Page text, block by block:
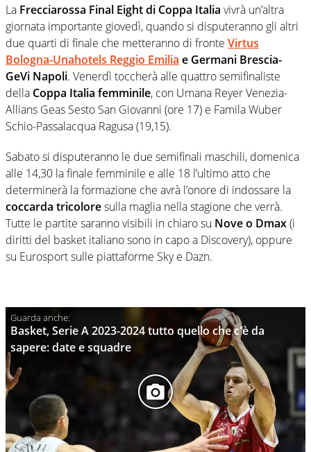
La Frecciarossa Final Eight di Coppa Italia vivrà un’altra
giornata importante giovedì, quando si disputeranno gli altri
due quarti di finale che metteranno di fronte Virtus
Bologna-Unahotels Reggio Emilia e Germani Brescia-
GeVi Napoli. Venerdì toccherà alle quattro semifinaliste
della Coppa Italia femminile, con Umana Reyer Venezia-
Allians Geas Sesto San Giovanni (ore 17) e Famila Wuber
Schio-Passalacqua Ragusa (19,15).
Sabato si disputeranno le due semifinali maschili, domenica
alle 14,30 la finale femminile e alle 18 l’ultimo atto che
determinerà la formazione che avrà l’onore di indossare la
coccarda tricoloresulla maglia nella stagione che verrà.
Tutte le partite saranno visibili in chiaro su Nove o Dmax(i
diritti del basket italiano sono in capo a Discovery), oppure
su Eurosport sulle piattaforme Sky e Dazn.
Basket, Serie A 2023-2024 tutto quello che c'è da
sapere: date e squadre